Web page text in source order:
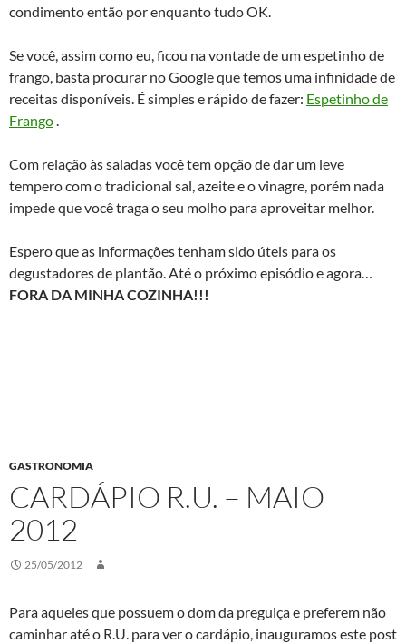
condimento então por enquanto tudo OK.
Se você, assim como eu, ficou na vontade de um espetinho de
frango, basta procurar no Google que temos uma infinidade de
receitas disponíveis. É simples e rápido de fazer: Espetinho de
Frango.
Com relação às saladas você tem opção de dar um leve
tempero com o tradicional sal, azeite e o vinagre, porém nada
impede que você traga o seu molho para aproveitar melhor.
Espero que as informações tenham sido úteis para os
degustadores de plantão. Até o próximo episódio e agora…
FORA DA MINHA COZINHA!!!
GASTRONOMIA
CARDÁPIO R.U. – MAIO
2012
25/05/2012
Para aqueles que possuem o dom da preguiça e preferem não
caminhar até o R.U. para ver o cardápio, inauguramos este post